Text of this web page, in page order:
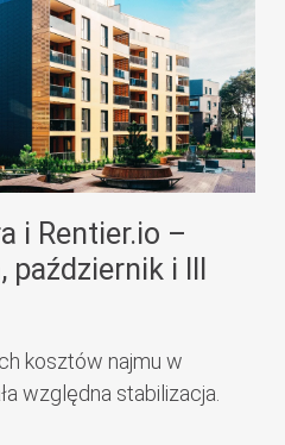
i Rentier.io –
i III
kosztów najmu w
względna stabilizacja.